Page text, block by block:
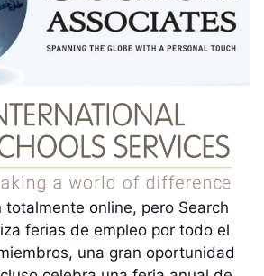
totalmente online, pero Search
ferias de empleo por todo el
una gran oportunidad